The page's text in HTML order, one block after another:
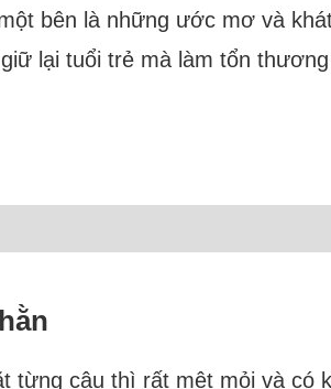
bên là những ước mơ và
lại tuổi trẻ mà làm tổn
từng câu thì rất mệt mỏi và có